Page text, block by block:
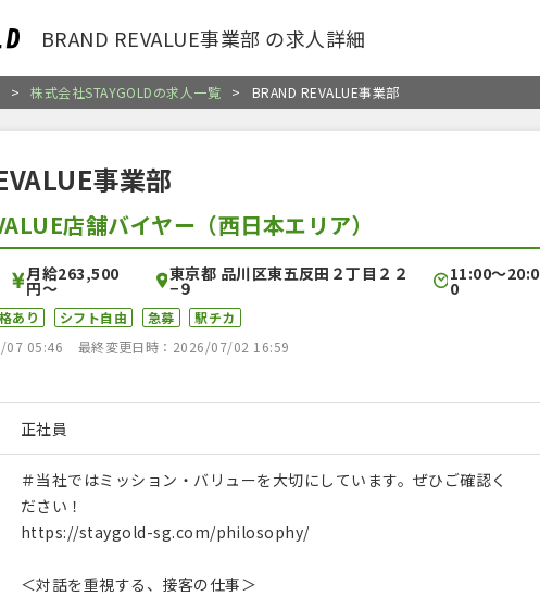
BRAND REVALUE事業部 の求人詳細
> 株式会社STAYGOLDの求人一覧 > BRAND REVALUE事業部
事業部
店舗バイヤー（西日本エリア）
月給263,500
円〜
11:00〜20:0
0
東京都 品川区東五反田２丁目２２
−９
あり シフト自由 急募
駅チカ
07 05:46
最終変更日時：2026/07/02 16:59
正社員
＃当社ではミッション・バリューを大切にしています。ぜひご確認く
ださい！
https://staygold-sg.com/philosophy/
＜対話を重視する、接客の仕事＞